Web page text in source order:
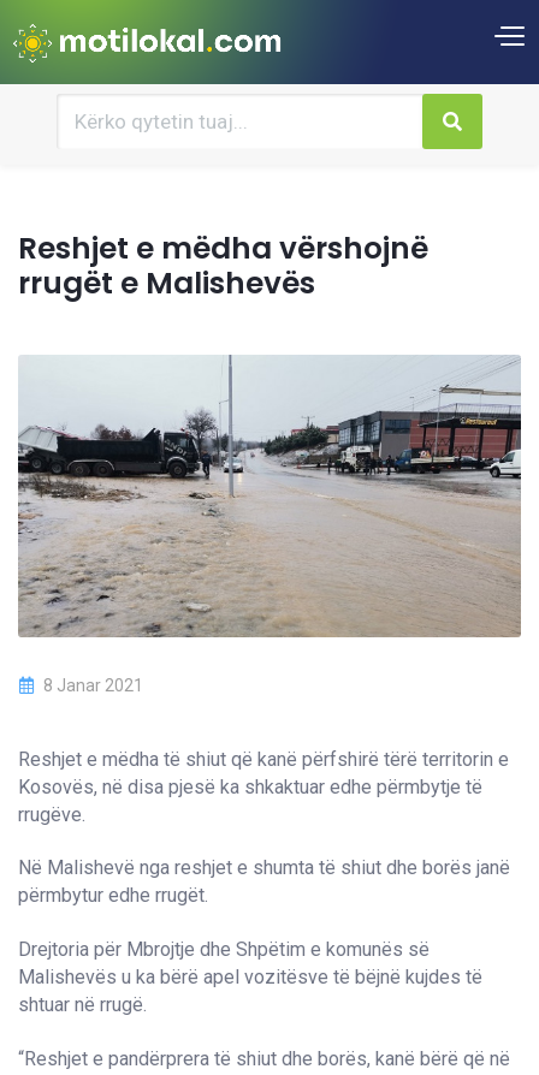
Reshjet e mëdha vërshojnë
rrugët e Malishevës
8 Janar 2021
Reshjet e mëdha të shiut që kanë përfshirë tërë territorin e
Kosovës, në disa pjesë ka shkaktuar edhe përmbytje të
rrugëve.
Në Malishevë nga reshjet e shumta të shiut dhe borës janë
përmbytur edhe rrugët.
Drejtoria për Mbrojtje dhe Shpëtim e komunës së
Malishevës u ka bërë apel vozitësve të bëjnë kujdes të
shtuar në rrugë.
“Reshjet e pandërprera të shiut dhe borës, kanë bërë që në